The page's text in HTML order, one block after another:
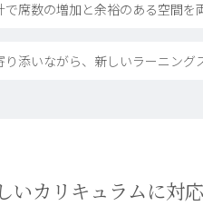
で席数の増加と余裕のある空間
り添いながら、新しいラーニン
いカリキュラムに対